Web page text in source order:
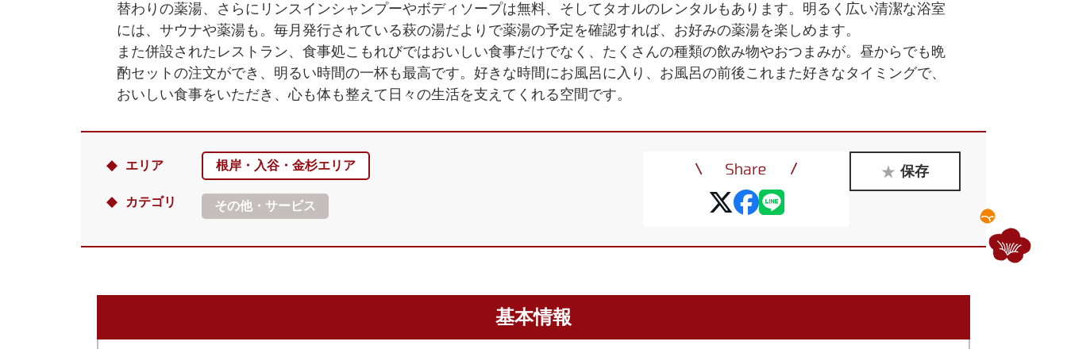
替わりの薬湯、さらにリンスインシャンプーやボディソープは無料、そしてタオルのレンタルもあります。明るく広い清潔な浴室
には、サウナや薬湯も。毎月発行されている萩の湯だよりで薬湯の予定を確認すれば、お好みの薬湯を楽しめます。
また併設されたレストラン、食事処こもれびではおいしい食事だけでなく、たくさんの種類の飲み物やおつまみが。昼からでも晩
酌セットの注文ができ、明るい時間の一杯も最高です。好きな時間にお風呂に入り、お風呂の前後これまた好きなタイミングで、
おいしい食事をいただき、心も体も整えて日々の生活を支えてくれる空間です。
エリア 根岸・入谷・金杉エリア
カテゴリ その他・サービス
保存
基本情報